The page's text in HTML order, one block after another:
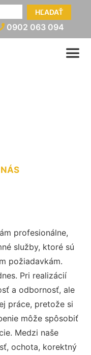
HĽADAŤ
0902 063 094
profesionálne,
služby, ktoré sú
požiadavkám.
Pri realizácií
a odbornosť, ale
práce, pretože si
môže spôsobiť
Medzi naše
ochota, korektný